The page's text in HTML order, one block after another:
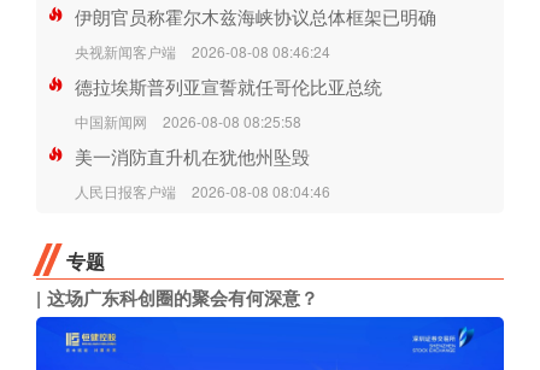
伊朗官员称霍尔木兹海峡协议总体框架已明确
央视新闻客户端 2026-08-08 08:46:24
德拉埃斯普列亚宣誓就任哥伦比亚总统
中国新闻网 2026-08-08 08:25:58
美一消防直升机在犹他州坠毁
人民日报客户端 2026-08-08 08:04:46
专题
这场广东科创圈的聚会有何深意？